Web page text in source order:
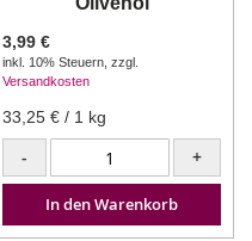
3,99 €
inkl. 10% Steuern ,zzgl.
Versandkosten
33,25 € / 1 kg
- +
In den Warenkorb